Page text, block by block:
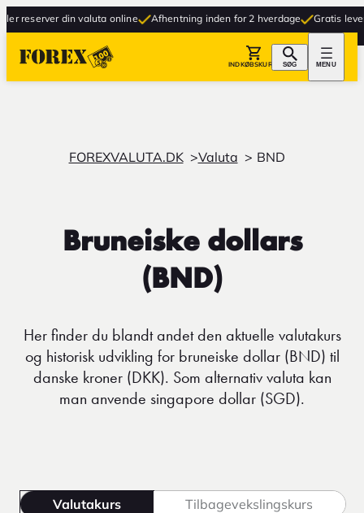
din valuta online Afhentning inden for 2 hverdage Gratis
INDKØBSKURV SØG MENU
FOREXVALUTA.DK Valuta BND
Bruneiske dollars
(BND)
Her finder du blandt andet den aktuelle valutakurs
og historisk udvikling for bruneiske dollar (BND) til
danske kroner (DKK). Som alternativ valuta kan
man anvende singapore dollar (SGD).
Valutakurs Tilbagevekslingskurs